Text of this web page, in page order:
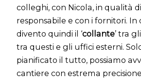
colleghi, con Nicola, in qualità
responsabile e con i fornitori. In
divento quindi il ‘collante’ tra
tra questi e gli uffici esterni.
pianificato il tutto, possiamo
cantiere con estrema